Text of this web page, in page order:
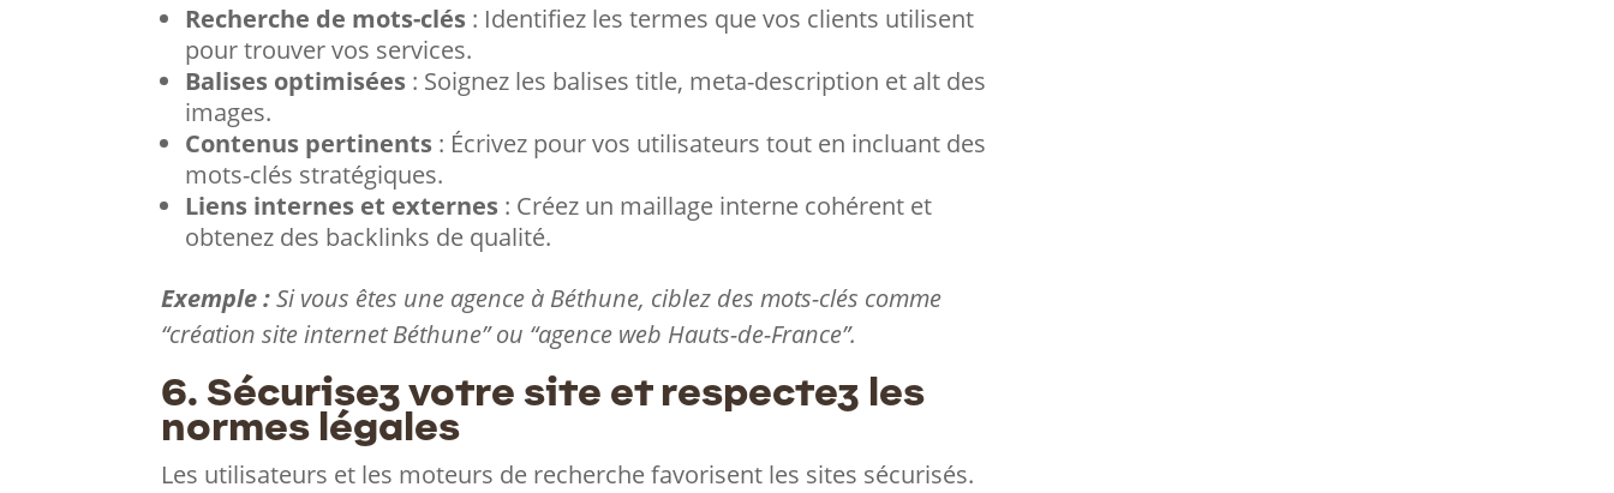
Recherche de mots-clés : Identifiez les termes que vos clients utilisent
pour trouver vos services.
Balises optimisées : Soignez les balises title, meta-description et alt des
images.
Contenus pertinents : Écrivez pour vos utilisateurs tout en incluant des
mots-clés stratégiques.
Liens internes et externes : Créez un maillage interne cohérent et
obtenez des backlinks de qualité.
Exemple :Si vous êtes une agence à Béthune, ciblez des mots-clés comme
“création site internet Béthune” ou “agence web Hauts-de-France”.
6. Sécurisez votre site et respectez les
normes légales
Les utilisateurs et les moteurs de recherche favorisent les sites sécurisés.